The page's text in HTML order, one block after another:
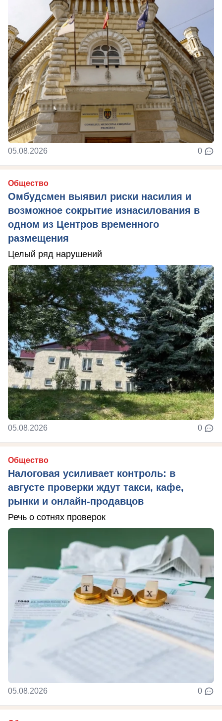
05.08.2026 0
Общество
Омбудсмен выявил риски насилия и
возможное сокрытие изнасилования в
одном из Центров временного
размещения
Целый ряд нарушений
05.08.2026 0
Общество
Налоговая усиливает контроль: в
августе проверки ждут такси, кафе,
рынки и онлайн-продавцов
Речь о сотнях проверок
05.08.2026 0